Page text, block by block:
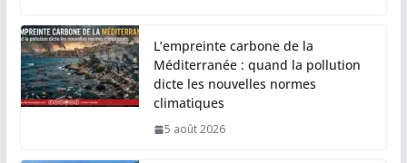
L’empreinte carbone de la
Méditerranée : quand la pollution
dicte les nouvelles normes
climatiques
5 août 2026